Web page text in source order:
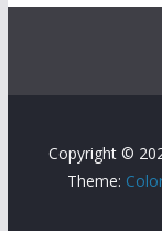
Copyright ©
Theme: